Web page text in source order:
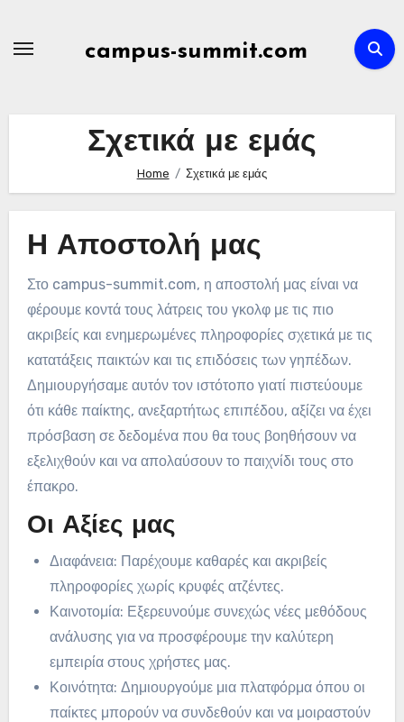
campus-summit.com
Σχετικά με εμάς
Home Σχετικά με εμάς
Η Αποστολή μας
Στο campus-summit.com, η αποστολή μας είναι να
φέρουμε κοντά τους λάτρεις του γκολφ με τις πιο
ακριβείς και ενημερωμένες πληροφορίες σχετικά με τις
κατατάξεις παικτών και τις επιδόσεις των γηπέδων.
Δημιουργήσαμε αυτόν τον ιστότοπο γιατί πιστεύουμε
ότι κάθε παίκτης, ανεξαρτήτως επιπέδου, αξίζει να έχει
πρόσβαση σε δεδομένα που θα τους βοηθήσουν να
εξελιχθούν και να απολαύσουν το παιχνίδι τους στο
έπακρο.
Οι Αξίες μας
Διαφάνεια: Παρέχουμε καθαρές και ακριβείς
πληροφορίες χωρίς κρυφές ατζέντες.
Καινοτομία: Εξερευνούμε συνεχώς νέες μεθόδους
ανάλυσης για να προσφέρουμε την καλύτερη
εμπειρία στους χρήστες μας.
Κοινότητα: Δημιουργούμε μια πλατφόρμα όπου οι
παίκτες μπορούν να συνδεθούν και να μοιραστούν